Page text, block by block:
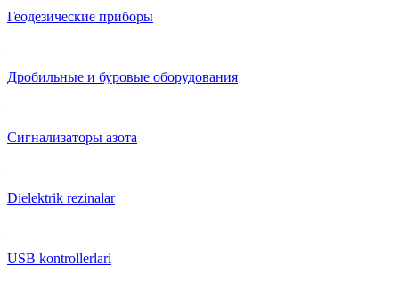
Геодезические приборы
Дробильные и буровые оборудования
Сигнализаторы азота
Dielektrik rezinalar
USB kontrollerlari